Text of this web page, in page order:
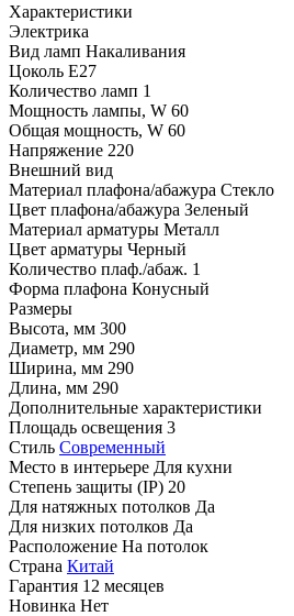
Характеристики
Электрика
Вид ламп Накаливания
Цоколь E27
Количество ламп 1
Мощность лампы, W 60
Общая мощность, W 60
Напряжение 220
Внешний вид
Материал плафона/абажура Стекло
Цвет плафона/абажура Зеленый
Материал арматуры Металл
Цвет арматуры Черный
Количество плаф./абаж. 1
Форма плафона Конусный
Размеры
Высота, мм 300
Диаметр, мм 290
Ширина, мм 290
Длина, мм 290
Дополнительные характеристики
Площадь освещения 3
Стиль Современный
Место в интерьере Для кухни
Степень защиты (IP) 20
Для натяжных потолков Да
Для низких потолков Да
Расположение На потолок
Страна Китай
Гарантия 12 месяцев
Новинка Нет